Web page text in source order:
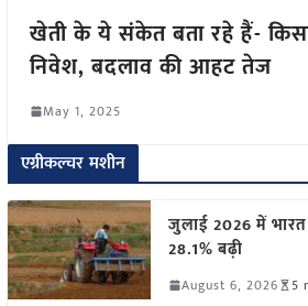
खेती के ये संकेत बता रहे हैं-
निवेश, बदलाव की आहट तेज
May 1, 2025
एग्रीकल्चर मशीन
जुलाई 2026 में भारत
28.1% बढ़ी
August 6, 2026 5